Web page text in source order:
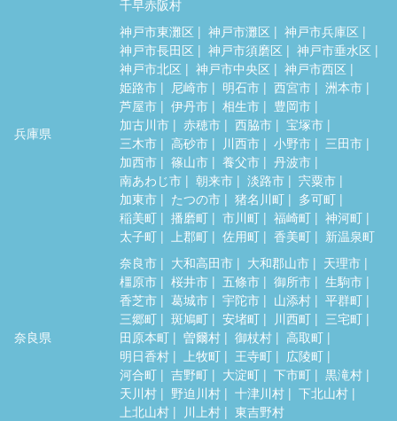
千早赤阪村
兵庫県
神戸市東灘区 神戸市灘区
神戸市兵庫区
神戸市長田区
神戸市須磨区
神戸市垂水区
神戸市北区
神戸市中央区
神戸市西区
姫路市
尼崎市 明石市 西宮市
洲本市
芦屋市
伊丹市 相生市
豊岡市
加古川市
赤穂市 西脇市
宝塚市
三木市
高砂市 川西市 小野市
三田市
加西市
篠山市 養父市
丹波市
南あわじ市
朝来市 淡路市
宍粟市
加東市
たつの市 猪名川町
多可町
稲美町
播磨町 市川町 福崎町
神河町
太子町
上郡町 佐用町 香美町 新温泉町
奈良県
奈良市 大和高田市 大和郡山市
天理市
橿原市
桜井市 五條市 御所市
生駒市
香芝市
葛城市 宇陀市 山添村
平群町
三郷町
斑鳩町 安堵町 川西町
三宅町
田原本町
曽爾村 御杖村
高取町
明日香村
上牧町 王寺町
広陵町
河合町
吉野町 大淀町 下市町
黒滝村
天川村
野迫川村 十津川村
下北山村
上北山村
川上村 東吉野村